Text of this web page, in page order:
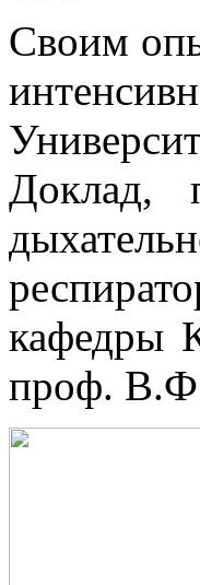
Своим
Доклад,
кафедры
проф.